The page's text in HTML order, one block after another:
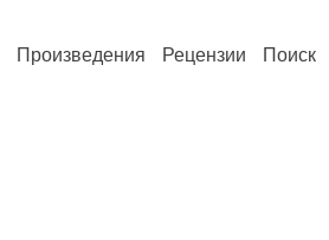
Произведения Рецензии Поиск